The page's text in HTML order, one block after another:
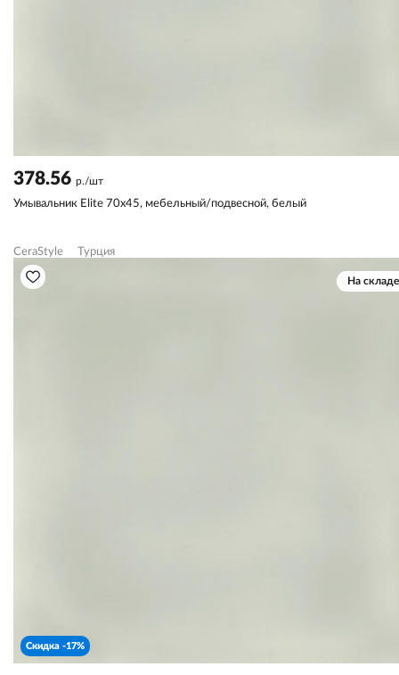
378.56 р./шт
Умывальник Elite 70х45, мебельный/подвесной, белый
CeraStyle Турция
На складе
Скидка -17%